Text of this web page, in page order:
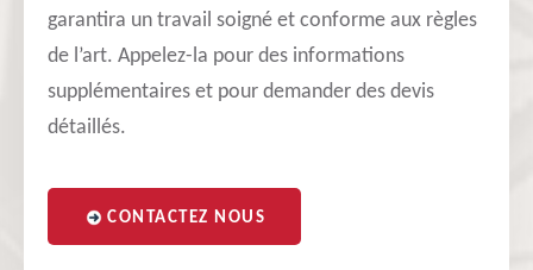
garantira un travail soigné et conforme aux règles
de l’art. Appelez-la pour des informations
supplémentaires et pour demander des devis
détaillés.
CONTACTEZ NOUS